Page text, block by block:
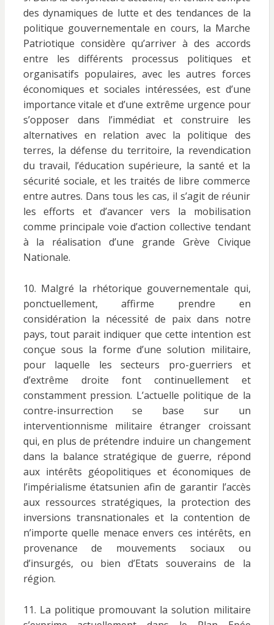
des dynamiques de lutte et des tendances de la
politique gouvernementale en cours, la Marche
Patriotique considère qu’arriver à des accords
entre les différents processus politiques et
organisatifs populaires, avec les autres forces
économiques et sociales intéressées, est d’une
importance vitale et d’une extrême urgence pour
s’opposer dans l’immédiat et construire les
alternatives en relation avec la politique des
terres, la défense du territoire, la revendication
du travail, l’éducation supérieure, la santé et la
sécurité sociale, et les traités de libre commerce
entre autres. Dans tous les cas, il s’agit de réunir
les efforts et d’avancer vers la mobilisation
comme principale voie d’action collective tendant
à la réalisation d’une grande Grève Civique
Nationale.
10. Malgré la rhétorique gouvernementale qui,
ponctuellement, affirme prendre en
considération la nécessité de paix dans notre
pays, tout parait indiquer que cette intention est
conçue sous la forme d’une solution militaire,
pour laquelle les secteurs pro-guerriers et
d’extrême droite font continuellement et
constamment pression. L’actuelle politique de la
contre-insurrection se base sur un
interventionnisme militaire étranger croissant
qui, en plus de prétendre induire un changement
dans la balance stratégique de guerre, répond
aux intérêts géopolitiques et économiques de
l’impérialisme étatsunien afin de garantir l’accès
aux ressources stratégiques, la protection des
inversions transnationales et la contention de
n’importe quelle menace envers ces intérêts, en
provenance de mouvements sociaux ou
d’insurgés, ou bien d’Etats souverains de la
région.
11. La politique promouvant la solution militaire